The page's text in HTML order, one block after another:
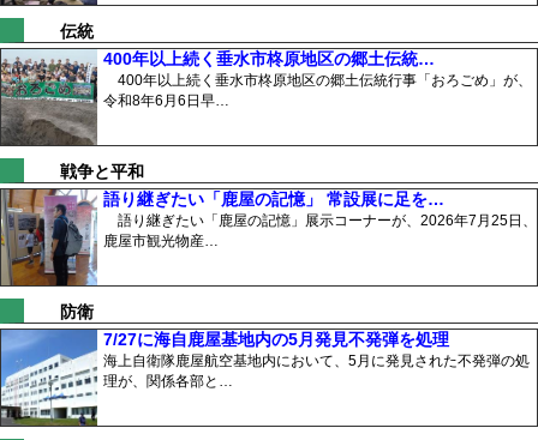
伝統
400年以上続く垂水市柊原地区の郷土伝統…
400年以上続く垂水市柊原地区の郷土伝統行事「おろごめ」が、
令和8年6月6日早…
戦争と平和
語り継ぎたい「鹿屋の記憶」 常設展に足を…
語り継ぎたい「鹿屋の記憶」展示コーナーが、2026年7月25日、
鹿屋市観光物産…
防衛
7/27に海自鹿屋基地内の5月発見不発弾を処理
海上自衛隊鹿屋航空基地内において、5月に発見された不発弾の処
理が、関係各部と…